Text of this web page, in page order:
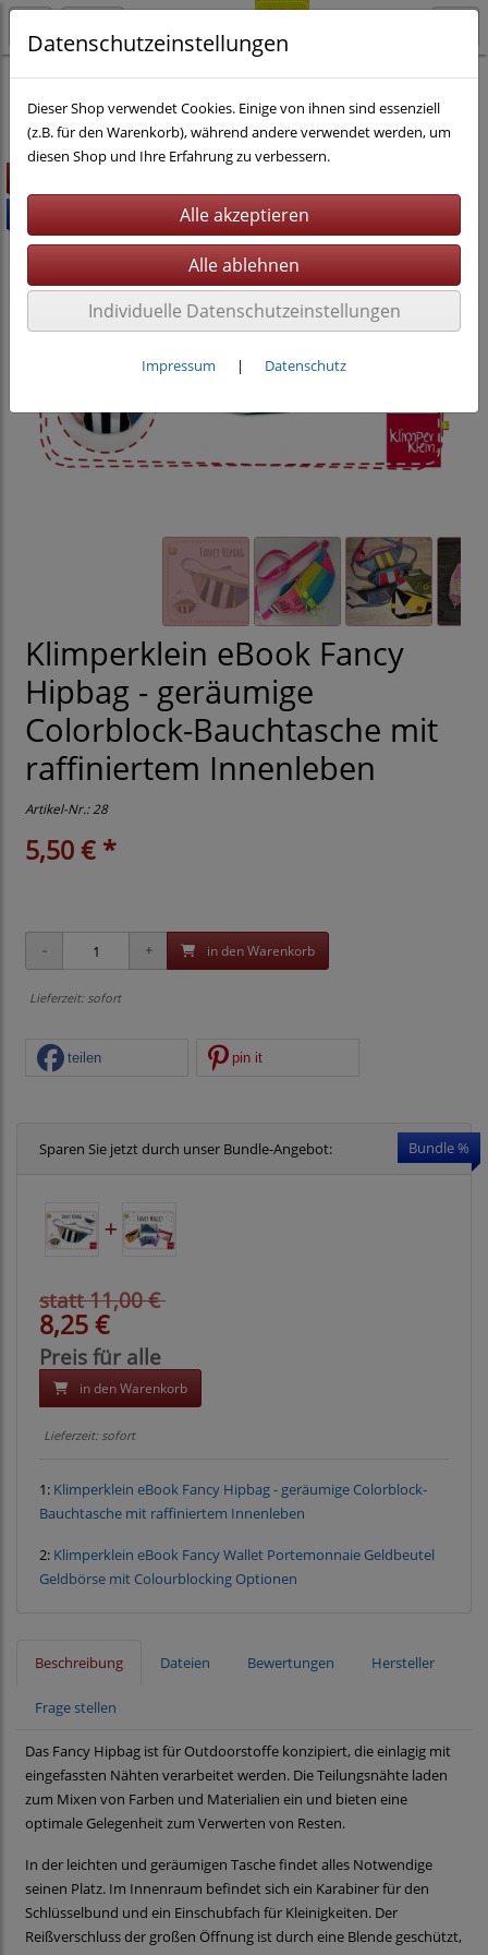
Nähen eBooks
Klimperklein eBook Fancy
Hipbag - geräumige
Colorblock-Bauchtasche mit
raffiniertem Innenleben
Artikel-Nr.:28
5,50 € *
in den Warenkorb
Lieferzeit: sofort
teilen pin it
Sparen Sie jetzt durch unser Bundle-Angebot: Bundle %
statt 11,00 €
8,25 €
Preis für alle
in den Warenkorb
Lieferzeit: sofort
1: Klimperklein eBook Fancy Hipbag - geräumige Colorblock-
Bauchtasche mit raffiniertem Innenleben
2: Klimperklein eBook Fancy Wallet Portemonnaie Geldbeutel
Geldbörse mit Colourblocking Optionen
Beschreibung Dateien Bewertungen Hersteller
Frage stellen
Das Fancy Hipbag ist für Outdoorstoffe konzipiert, die einlagig mit
eingefassten Nähten verarbeitet werden. Die Teilungsnähte laden
zum Mixen von Farben und Materialien ein und bieten eine
optimale Gelegenheit zum Verwerten von Resten.
In der leichten und geräumigen Tasche findet alles Notwendige
seinen Platz. Im Innenraum befindet sich ein Karabiner für den
Schlüsselbund und ein Einschubfach für Kleinigkeiten. Der
Reißverschluss der großen Öffnung ist durch eine Blende geschützt,
Datenschutzeinstellungen
Dieser Shop verwendet Cookies. Einige von ihnen sind essenziell
(z.B. für den Warenkorb), während andere verwendet werden, um
diesen Shop und Ihre Erfahrung zu verbessern.
Individuelle Datenschutzeinstellungen
Impressum | Datenschutz